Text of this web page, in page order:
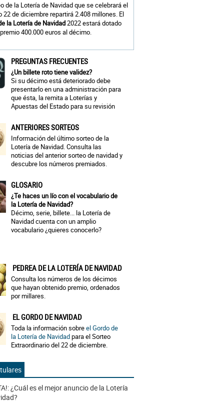
de la Lotería de Navidad que se celebrará el
22 de diciembre repartirá 2.408 millones. El
la Lotería de Navidad2022 estará dotado
400.000 euros al décimo.
PREGUNTAS FRECUENTES
¿Un billete roto tiene validez?
Si su décimo está deteriorado debe
presentarlo en una administración para
que ésta, la remita a Loterías y
Apuestas del Estado para su revisión
ANTERIORES SORTEOS
Información del último sorteo de la
Lotería de Navidad. Consulta las
noticias del anterior sorteo de navidad y
descubre los números premiados.
GLOSARIO
¿Te haces un lío con el vocabulario de
la Lotería de Navidad?
Décimo, serie, billete... la Lotería de
Navidad cuenta con un amplio
vocabulario ¿quieres conocerlo?
PEDREA DE LA LOTERÍA DE NAVIDAD
Consulta los números de los décimos
que hayan obtenido premio, ordenados
por millares.
EL GORDO DE NAVIDAD
Toda la información sobreel Gordo de
la Lotería de Navidadpara el Sorteo
Extraordinario del 22 de diciembre.
¿Cuál es el mejor anuncio de la Lotería